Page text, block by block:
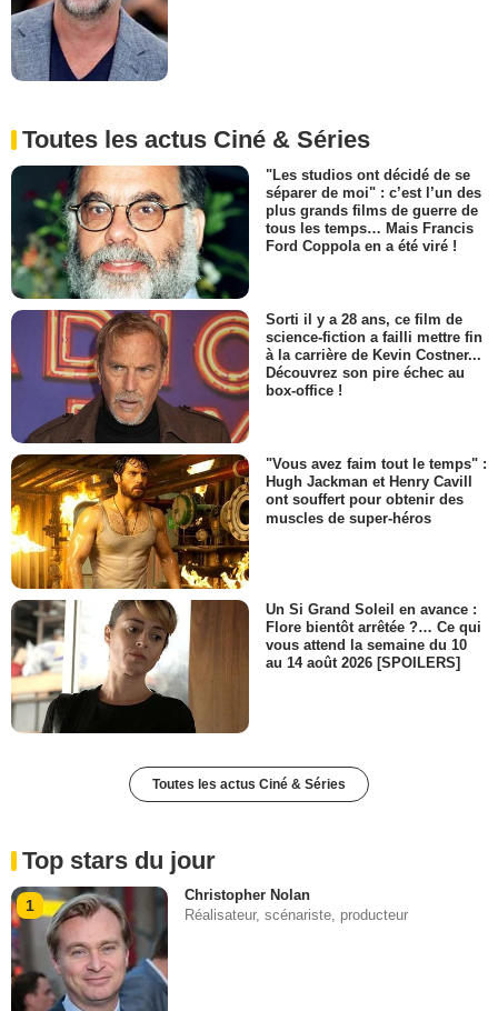
Toutes les actus Ciné & Séries
"Les studios ont décidé de se
séparer de moi" : c’est l’un des
plus grands films de guerre de
tous les temps… Mais Francis
Ford Coppola en a été viré !
Sorti il y a 28 ans, ce film de
science-fiction a failli mettre fin
à la carrière de Kevin Costner...
Découvrez son pire échec au
box-office !
"Vous avez faim tout le temps" :
Hugh Jackman et Henry Cavill
ont souffert pour obtenir des
muscles de super-héros
Un Si Grand Soleil en avance :
Flore bientôt arrêtée ?… Ce qui
vous attend la semaine du 10
au 14 août 2026 [SPOILERS]
Toutes les actus Ciné & Séries
Top stars du jour
1
Christopher Nolan
Réalisateur, scénariste, producteur